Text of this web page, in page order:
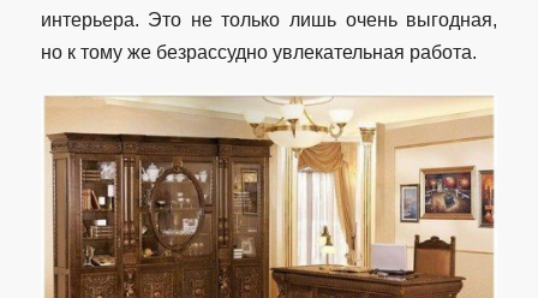
интерьера. Это не только лишь очень выгодная,
но к тому же безрассудно увлекательная работа.